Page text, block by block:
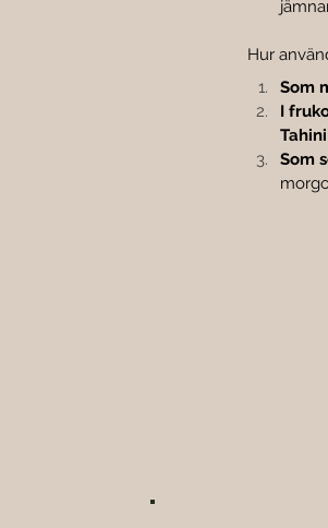
Hur
Som
I
Som